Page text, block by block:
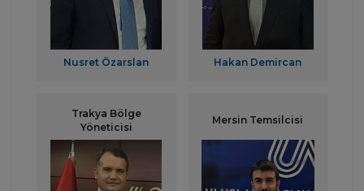
Nusret Özarslan Hakan Demircan
Trakya Bölge
Yöneticisi
Mersin Temsilcisi